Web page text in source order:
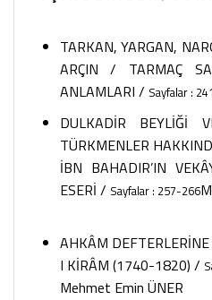
TARKAN, YARGAN,
ARÇIN / TARMAÇ
ANLAMLARI / Sayfalar :
DULKADİR BEYLİĞİ
TÜRKMENLER
İBN BAHADIR’IN
ESERİ / Sayfalar : 257-266
AHKÂM
I KİRÂM (1740-1820) /
Mehmet Emin ÜNER